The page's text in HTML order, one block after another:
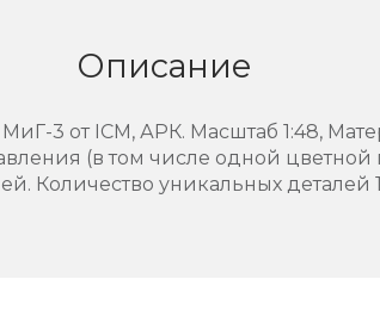
Описание
3 от ICM, АРК. Масштаб 1:48,
(в том числе одной
Количество уникальных деталей